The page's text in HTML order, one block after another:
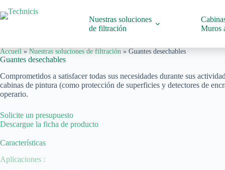
al
contenido
Nuestras soluciones
de filtración
Muros
Accueil » Nuestras soluciones de filtración » Guantes desechables
Guantes desechables
Comprometidos a satisfacer todas sus necesidades durante sus
cabinas de pintura (como protección de superficies y detectores de
operario.
Solicite un presupuesto
Descargue la ficha de producto
Características
Aplicaciones :